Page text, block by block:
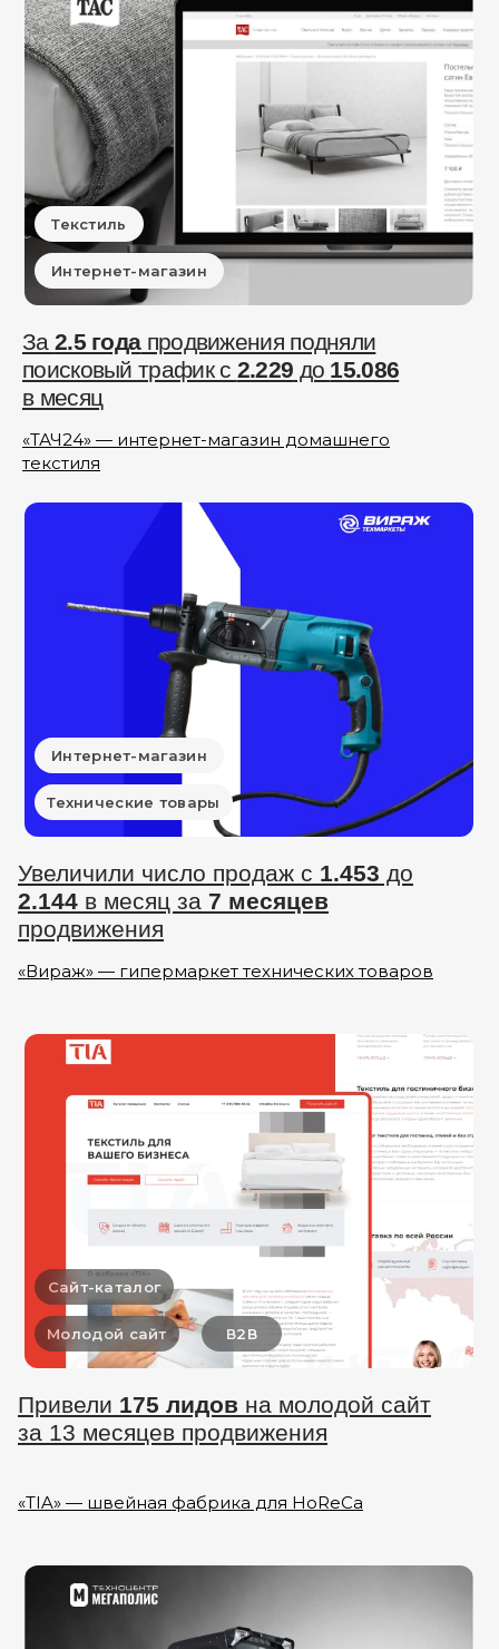
За 2.5 годапродвижения подняли
поисковый трафик с 2.229 до 15.086
в месяц
«ТАЧ24» — интернет-магазин домашнего
текстиля
Интернет-магазин
Текстиль
Увеличили число продаж с 1.453 до
2.144 в месяц за 7 месяцев
продвижения
«Вираж» — гипермаркет технических товаров
Интернет-магазин
Технические товары
Привели 175 лидов на молодой сайт
за 13 месяцев продвижения
«ТIA» — швейная фабрика для HoReCa
Молодой сайт В2В
Сайт-каталог